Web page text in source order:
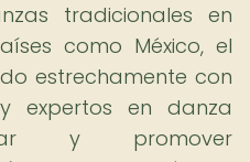
tradicionales en
como México, el
estrechamente con
expertos en danza
y promover